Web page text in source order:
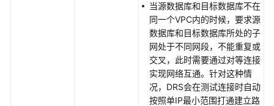
当源数据库和目标数据库不在
同一个VPC内的时候，要求源
数据库和目标数据库所处的子
网处于不同网段，不能重复或
交叉，此时需要通过对等连接
实现网络互通。针对这种情
况，DRS会在测试连接时自动
按照单IP最小范围打通建立路